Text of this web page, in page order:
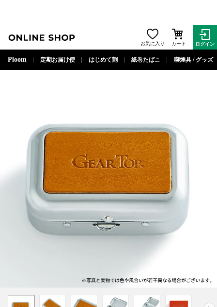
お気に入り カート ログイン
Ploom 定期お届け便 はじめて割 紙巻たばこ 喫煙具 / グッズ